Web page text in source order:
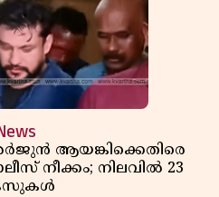
ആയങ്കിക്കെതിരെ
നീക്കം; നിലവിൽ 23